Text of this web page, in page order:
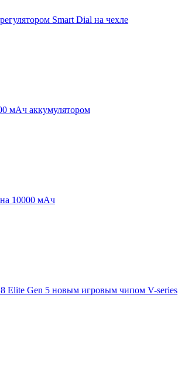
Smart Dial на чехле
мАч аккумулятором
10000 мАч
Elite Gen 5 новым игровым чипом V-series